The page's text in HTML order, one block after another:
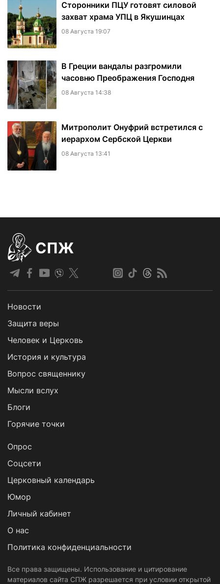
Сторонники ПЦУ готовят силовой
захват храма УПЦ в Якушинцах
08 Августа 19:07
В Греции вандалы разгромили
часовню Преображения Господня
08 Августа 14:38
Митрополит Онуфрий встретился с
иерархом Сербской Церкви
08 Августа 13:41
СПЖ
Новости
Защита веры
Человек и Церковь
История и культура
Вопрос священнику
Мысли вслух
Блоги
Горячие точки
Опрос
Cоцсети
Церковный календарь
Юмор
Личный кабинет
О нас
Политика конфиденциальности
Все права защищены. Использование и цитирование
материалов сайта СПЖ разрешается при условии открытой